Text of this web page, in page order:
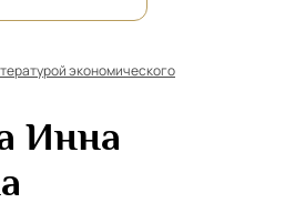
экономического
Инна